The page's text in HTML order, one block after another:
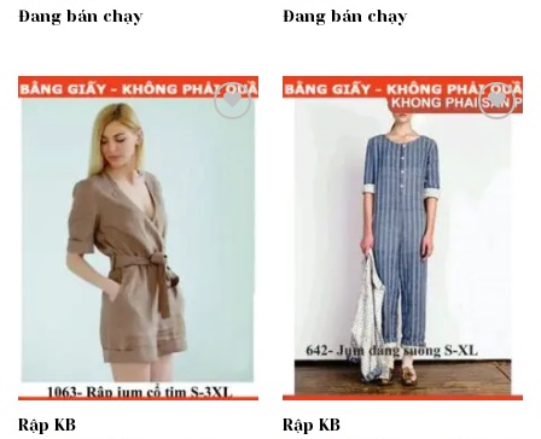
Đang bán chạy
Đang bán chạy
Rập KB Rập KB